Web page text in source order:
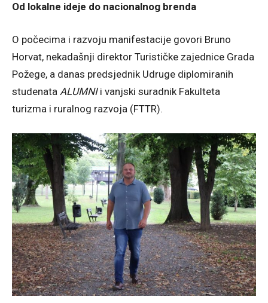
Od lokalne ideje do nacionalnog brenda
O počecima i razvoju manifestacije govori Bruno
Horvat, nekadašnji direktor Turističke zajednice Grada
Požege, a danas predsjednik Udruge diplomiranih
studenata ALUMNIi vanjski suradnik Fakulteta
turizma i ruralnog razvoja (FTTR).